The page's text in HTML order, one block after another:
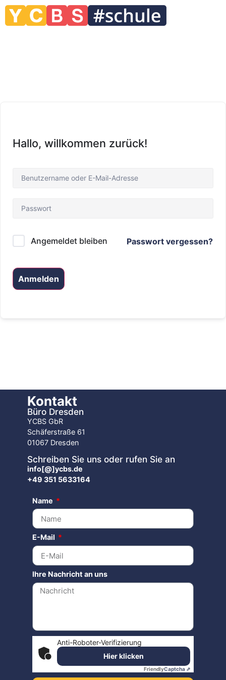
Hallo, willkommen zurück!
Angemeldet bleiben Passwort vergessen?
Anmelden
Kontakt
Büro Dresden
YCBS GbR
Schäferstraße 61
01067 Dresden
Schreiben Sie uns oder rufen Sie an
info[@]ycbs.de
+49 351 5633164
Name
E-Mail
Ihre Nachricht an uns
Anti-Roboter-Verifizierung
Hier klicken
FriendlyCaptcha ⇗